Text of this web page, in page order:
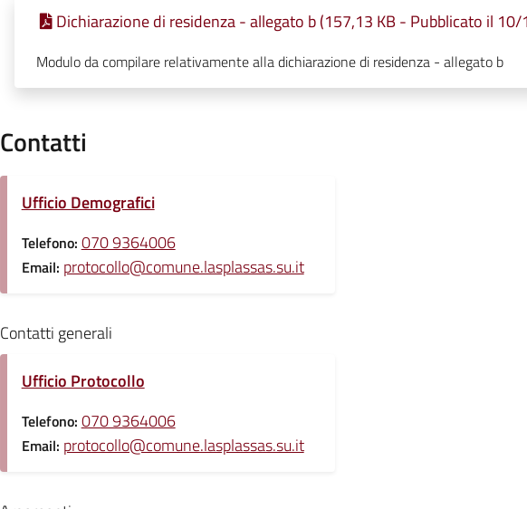
Dichiarazione di residenza - allegato b (157,13 KB - Pubblicato il
Modulo da compilare relativamente alla dichiarazione di residenza - allegato b
Contatti
Ufficio Demografici
Telefono: 070 9364006
Email: protocollo@comune.lasplassas.su.it
Contatti generali
Ufficio Protocollo
Telefono: 070 9364006
Email: protocollo@comune.lasplassas.su.it